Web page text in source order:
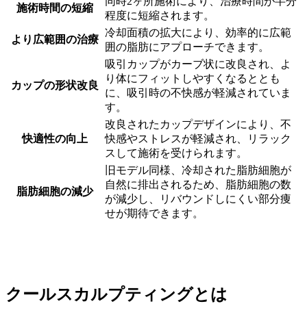
施術時間の短縮
程度に短縮されます。
より広範囲の治療
冷却面積の拡大により、効率的に広範
囲の脂肪にアプローチできます。
カップの形状改良
吸引カップがカーブ状に改良され、よ
り体にフィットしやすくなるととも
に、吸引時の不快感が軽減されていま
す。
快適性の向上
改良されたカップデザインにより、不
快感やストレスが軽減され、リラック
スして施術を受けられます。
脂肪細胞の減少
旧モデル同様、冷却された脂肪細胞が
自然に排出されるため、脂肪細胞の数
が減少し、リバウンドしにくい部分痩
せが期待できます。
クールスカルプティングとは